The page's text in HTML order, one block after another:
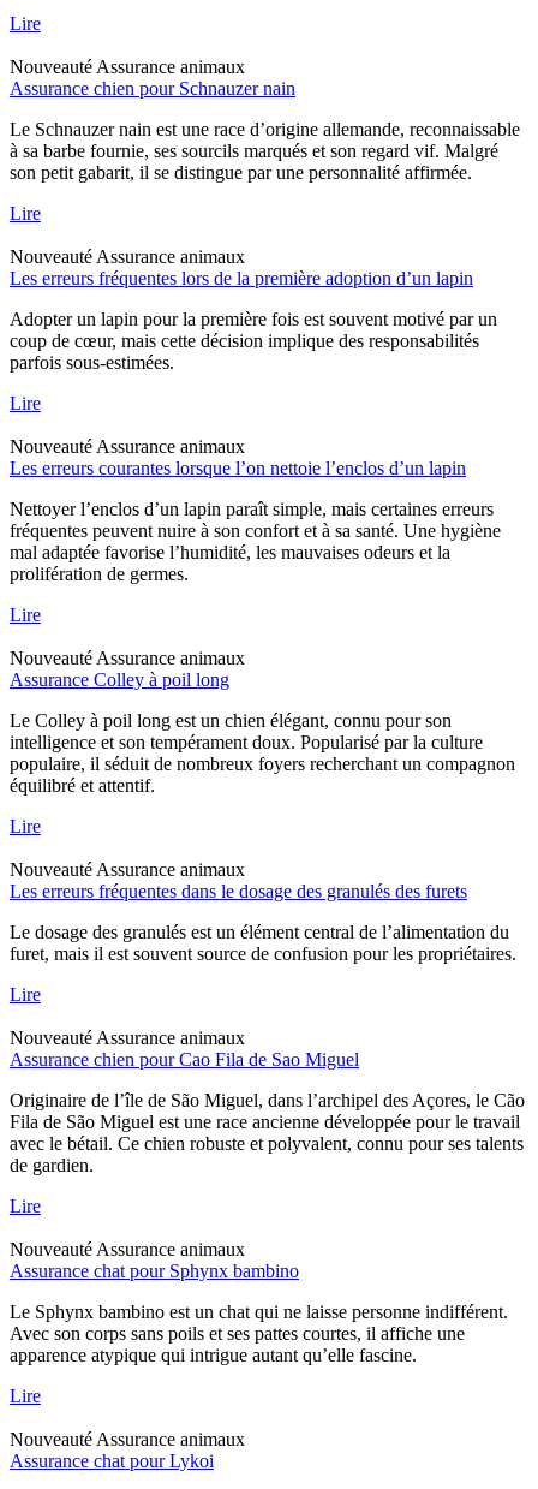
Lire
Nouveauté Assurance animaux
Assurance chien pour Schnauzer nain
Le Schnauzer nain est une race d’origine allemande, reconnaissable
à sa barbe fournie, ses sourcils marqués et son regard vif. Malgré
son petit gabarit, il se distingue par une personnalité affirmée.
Lire
Nouveauté Assurance animaux
Les erreurs fréquentes lors de la première adoption d’un lapin
Adopter un lapin pour la première fois est souvent motivé par un
coup de cœur, mais cette décision implique des responsabilités
parfois sous-estimées.
Lire
Nouveauté Assurance animaux
Les erreurs courantes lorsque l’on nettoie l’enclos d’un lapin
Nettoyer l’enclos d’un lapin paraît simple, mais certaines erreurs
fréquentes peuvent nuire à son confort et à sa santé. Une hygiène
mal adaptée favorise l’humidité, les mauvaises odeurs et la
prolifération de germes.
Lire
Nouveauté Assurance animaux
Assurance Colley à poil long
Le Colley à poil long est un chien élégant, connu pour son
intelligence et son tempérament doux. Popularisé par la culture
populaire, il séduit de nombreux foyers recherchant un compagnon
équilibré et attentif.
Lire
Nouveauté Assurance animaux
Les erreurs fréquentes dans le dosage des granulés des furets
Le dosage des granulés est un élément central de l’alimentation du
furet, mais il est souvent source de confusion pour les propriétaires.
Lire
Nouveauté Assurance animaux
Assurance chien pour Cao Fila de Sao Miguel
Originaire de l’île de São Miguel, dans l’archipel des Açores, le Cão
Fila de São Miguel est une race ancienne développée pour le travail
avec le bétail. Ce chien robuste et polyvalent, connu pour ses talents
de gardien.
Lire
Nouveauté Assurance animaux
Assurance chat pour Sphynx bambino
Le Sphynx bambino est un chat qui ne laisse personne indifférent.
Avec son corps sans poils et ses pattes courtes, il affiche une
apparence atypique qui intrigue autant qu’elle fascine.
Lire
Nouveauté Assurance animaux
Assurance chat pour Lykoi